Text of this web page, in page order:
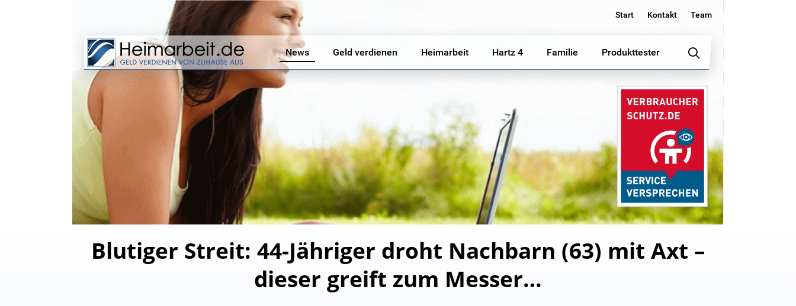
Start Kontakt Team
News Geld verdienen Heimarbeit Hartz 4 Familie Produkttester
Blutiger Streit: 44-Jähriger droht Nachbarn (63) mit Axt –
dieser greift zum Messer…